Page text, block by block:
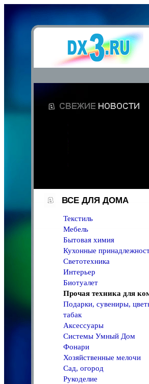
ВСЕ ДЛЯ ДОМА
Текстиль
Мебель
Бытовая химия
Кухонные
Светотехника
Интерьер
Биотуалет
Прочая техника для
Подарки, сувениры,
табак
Аксессуары
Системы Умный Дом
Фонари
Хозяйственные мелочи
Сад, огород
Рукоделие